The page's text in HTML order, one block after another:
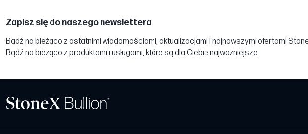
Zapisz się do naszego newslettera
Bądź na bieżąco z ostatnimi wiadomościami, aktualizacjami i najnowszymi ofertami
Bądź na bieżąco z produktami i usługami, które są dla Ciebie najważniejsze.